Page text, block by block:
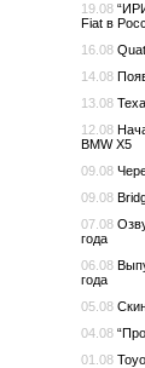
19.08
Fiat в
16.08
14.08
13.08
12.08
BMW X5
09.08
09.08
07.08
года
06.08
года
05.08
04.08
01.08